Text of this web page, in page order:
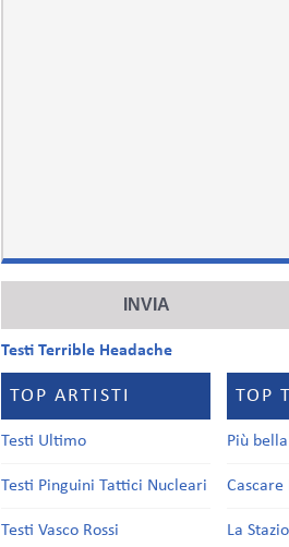
Testi Terrible Headache
TOP ARTISTI
Testi Ultimo
Testi Pinguini Tattici Nucleari
Testi Vasco Rossi
TOP
Più
Cascare
La